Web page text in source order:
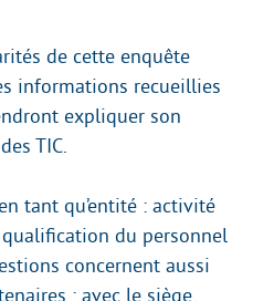
de cette enquête
informations recueillies
expliquer son
TIC.
tant qu’entité : activité
du personnel
concernent aussi
: avec le siège,